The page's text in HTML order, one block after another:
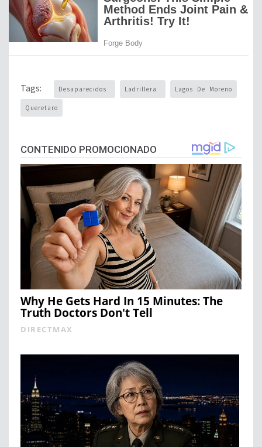
Tags: Desaparecidos Ladrillera Lagos De Moreno
Queretaro
CONTENIDO PROMOCIONADO
Why He Gets Hard In 15 Minutes: The
Truth Doctors Don't Tell
DIRECTMAX